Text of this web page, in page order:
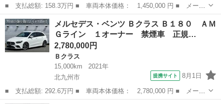
■ 支払総額: 158.3万円 ■ 車両本体価格： 1,450,000 円 ■ メーカ
ー名： メルセデス・ベンツ ■ 車種名： Ｃクラス ■ グレード
名： Ｃ１８０ レーダーセーフティーパッケージ トランクスル
ー フロアマ...
福岡 福岡市 Ｃクラス
メルセデス・ベンツ Ｂクラス Ｂ１８０ ＡＭ
Ｇライン １オーナー 禁煙車 正規…
2,780,000円
Ｂクラス
15,000km
2021年
北九州市
提携サイト 8月1日
■ 支払総額: 292.6万円 ■ 車両本体価格： 2,780,000 円 ■ メーカ
ー名： メルセデス・ベンツ ■ 車種名： Ｂクラス ■ グレード